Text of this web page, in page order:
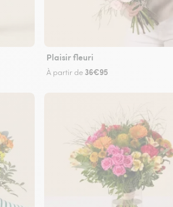
Plaisir fleuri
À partir de 36€95